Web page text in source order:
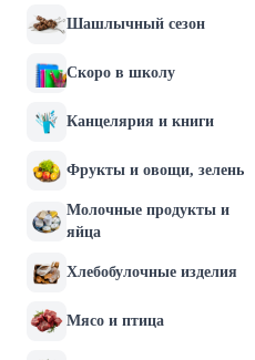
Шашлычный сезон
Скоро в школу
Канцелярия и книги
Фрукты и овощи, зелень
Молочные продукты и
яйца
Хлебобулочные изделия
Мясо и птица